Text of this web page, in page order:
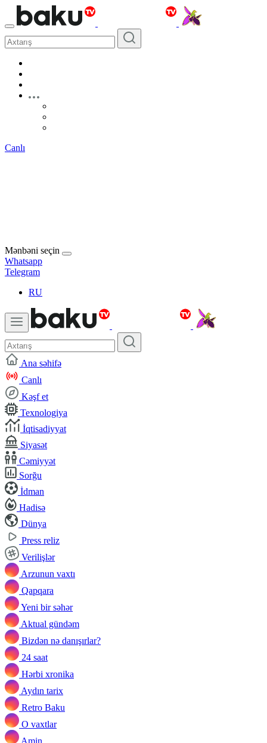
Canlı
Mənbəni seçin
Whatsapp
Telegram
RU
Ana səhifə
Canlı
Kəşf et
Texnologiya
İqtisadiyyat
Siyasət
Cəmiyyət
Sorğu
İdman
Hadisə
Dünya
Press reliz
Verilişlər
Arzunun vaxtı
Qapqara
Yeni bir səhər
Aktual gündəm
Bizdən nə danışırlar?
24 saat
Hərbi xronika
Aydın tarix
Retro Baku
O vaxtlar
Amin